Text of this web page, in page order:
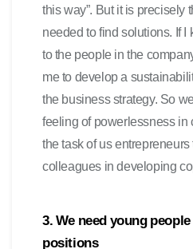
this way”. But it is precisely
needed to find solutions. If
to the people in the
me to develop a
the business strategy. So
feeling of powerlessness in
the task of us
colleagues in developing
3. We need young
positions